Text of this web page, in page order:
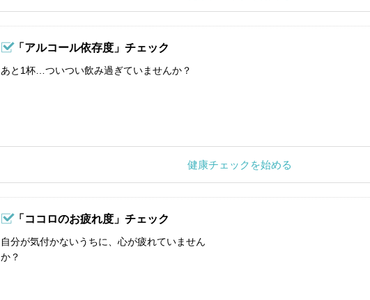
「アルコール依存度」チェック
あと1杯…ついつい飲み過ぎていませんか？
健康チェックを始める
「ココロのお疲れ度」チェック
自分が気付かないうちに、心が疲れていません
か？